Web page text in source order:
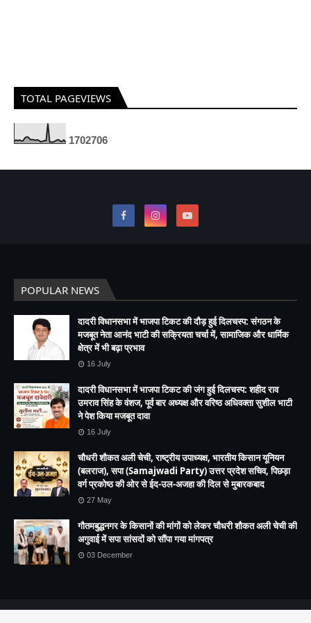
TOTAL PAGEVIEWS
1702706
POPULAR NEWS
दादरी विधानसभा में भाजपा टिकट की दौड़ हुई दिलचस्प: संगठन के
मजबूत नेता आनंद भाटी की सक्रियता चर्चा में, सामाजिक और धार्मिक
क्षेत्र में भी बढ़ा प्रभाव
16 July
दादरी विधानसभा में भाजपा टिकट की जंग हुई दिलचस्प: शहीद राव
उमराव सिंह के वंशज, पूर्व बार अध्यक्ष और वरिष्ठ अधिवक्ता सुशील भाटी
ने पेश किया मजबूत दावा
16 July
चौधरी शौकत अली चेची, राष्ट्रीय उपाध्यक्ष, भारतीय किसान यूनियन
(बलराज), सपा (Samajwadi Party) उत्तर प्रदेश सचिव, पिछड़ा
वर्ग प्रकोष्ठ की ओर से ईद-उल-अजहा की दिल से मुबारकबाद
27 May
गौतमबुद्धनगर के किसानों की मांगों को लेकर चौधरी शौकत अली चेची की
अगुवाई में सपा सांसदों को सौंपा गया मांगपत्र
03 December